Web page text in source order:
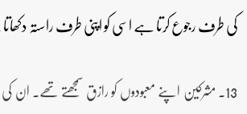
کی طرف رجوع کرتا ہے اسی کو اپنی طرف راستہ
13۔ مشرکین اپنے معبودوں کو رازق سمجھتے تھے۔ ان کی